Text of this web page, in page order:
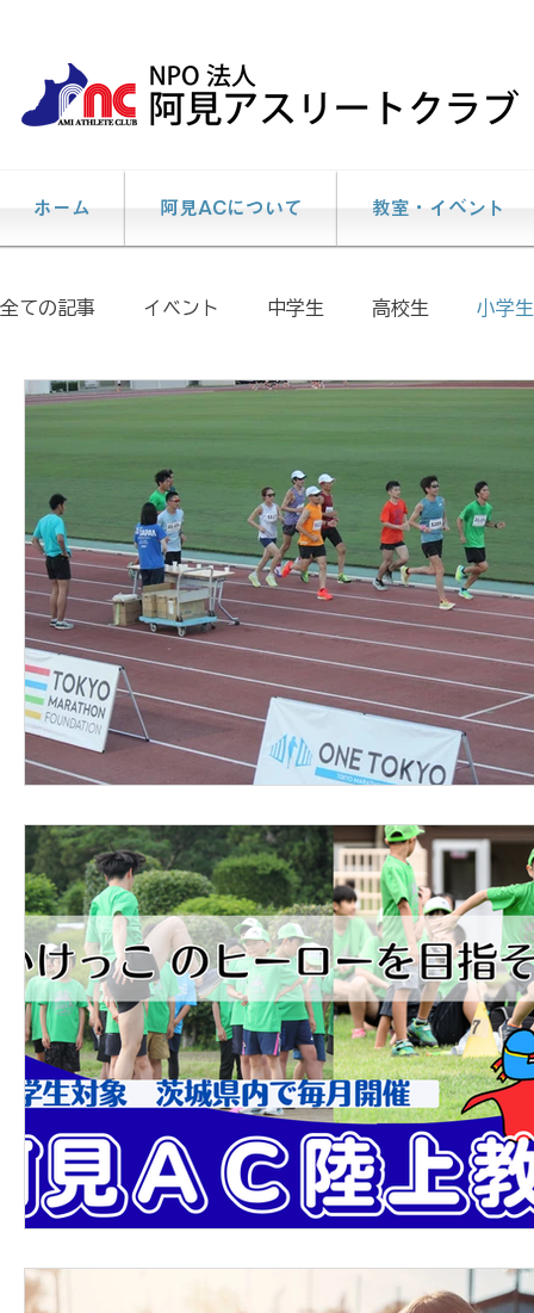
ホーム 阿見ACについて 教室・イベント
全ての記事 イベント 中学生 高校生 小学生
個人レッスン
イベント報告 メディア掲載情報 阿見AC